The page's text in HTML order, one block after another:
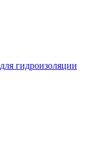
гидроизоляции